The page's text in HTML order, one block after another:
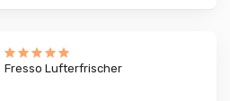
Fresso Lufterfrischer